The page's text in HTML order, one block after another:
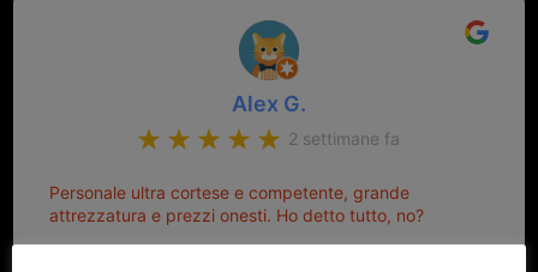
Alex G.
2 settimane fa
Personale ultra cortese e competente, grande
attrezzatura e prezzi onesti. Ho detto tutto, no?